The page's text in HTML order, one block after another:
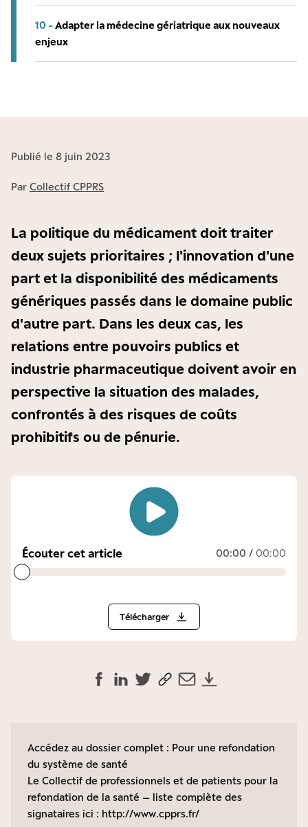
10 -Adapter la médecine gériatrique aux nouveaux
enjeux
Publié le 8 juin 2023
Par Collectif CPPRS
La politique du médicament doit traiter
deux sujets prioritaires ; l'innovation d'une
part et la disponibilité des médicaments
génériques passés dans le domaine public
d'autre part. Dans les deux cas, les
relations entre pouvoirs publics et
industrie pharmaceutique doivent avoir en
perspective la situation des malades,
confrontés à des risques de coûts
prohibitifs ou de pénurie.
Écouter cet article 00:00 / 00:00
Télécharger
Accédez au dossier complet : Pour une refondation
du système de santé
Le Collectif de professionnels et de patients pour la
refondation de la santé – liste complète des
signataires ici : http://www.cpprs.fr/